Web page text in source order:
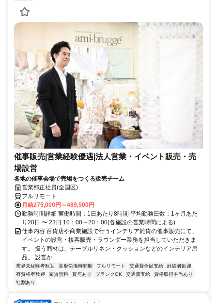
催事販売|営業経験優遇|法人営業・イベント販売・売
場設営
各地の催事会場で売場をつくる販売チーム
営業部正社員(全国区)
フルリモート
月給275,000円～489,500円
勤務時間詳細 実働時間：1日あたり8時間 平均勤務日数：1ヶ月あた
り20日 〜 23日 10：00～20：00(各施設の営業時間による)
仕事内容 百貨店や商業施設で行うインテリア雑貨の催事販売にて、
イベントの設営・接客販売・ラウンダー業務を担当していただきま
す。 扱う商材は、テーブルリネン・クッションなどのインテリア用
品。 設営か...
業界未経験者歓迎 変形労働時間制 フルリモート 交通費全額支給
経験者歓迎
有資格者歓迎
家賃無料 賞与あり ブランクOK 交通費支給
資格取得手当あり
社割あり